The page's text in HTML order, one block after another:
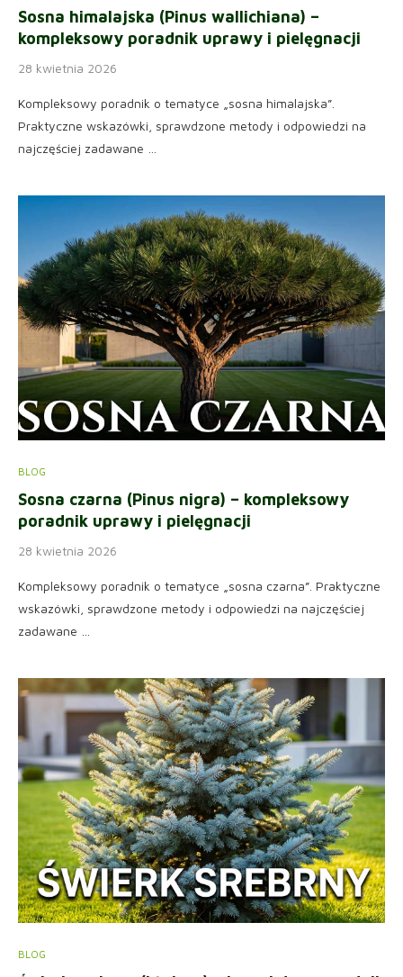
Sosna himalajska (Pinus wallichiana) –
kompleksowy poradnik uprawy i pielęgnacji
28 kwietnia 2026
Kompleksowy poradnik o tematyce „sosna himalajska”.
Praktyczne wskazówki, sprawdzone metody i odpowiedzi na
najczęściej zadawane …
BLOG
Sosna czarna (Pinus nigra) – kompleksowy
poradnik uprawy i pielęgnacji
28 kwietnia 2026
Kompleksowy poradnik o tematyce „sosna czarna”. Praktyczne
wskazówki, sprawdzone metody i odpowiedzi na najczęściej
zadawane …
BLOG